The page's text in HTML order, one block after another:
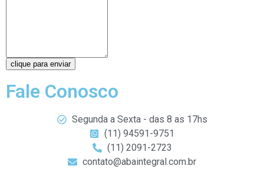
clique para enviar
Fale Conosco
Segunda a Sexta - das 8 as 17hs
(11) 94591-9751
(11) 2091-2723
contato@abaintegral.com.br